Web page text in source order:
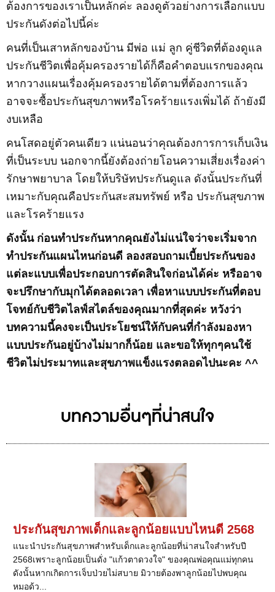
ต้องการของเราเป็นหลักค่ะ ลองดูตัวอย่างการเลือกแบบ
ประกันดังต่อไปนี้ค่ะ
คนที่เป็นเสาหลักของบ้าน มีพ่อ แม่ ลูก คู่ชีวิตที่ต้องดูแล
ประกันชีวิตเพื่อคุ้มครองรายได้ก็คือคำตอบแรกของคุณ
หากวางแผนเรื่องคุ้มครองรายได้ตามที่ต้องการแล้ว
อาจจะซื้อประกันสุขภาพหรือโรคร้ายแรงเพิ่มได้ ถ้ายังมี
งบเหลือ
คนโสดอยู่ตัวคนเดียว แน่นอนว่าคุณต้องการการเก็บเงิน
ที่เป็นระบบ นอกจากนี้ยังต้องถ่ายโอนความเสี่ยงเรื่องค่า
รักษาพยาบาล โดยให้บริษัทประกันดูแล ดังนั้นประกันที่
เหมาะกับคุณคือประกันสะสมทรัพย์ หรือ ประกันสุขภาพ
และโรคร้ายแรง
ดังนั้น ก่อนทำประกันหากคุณยังไม่แน่ใจว่าจะเริ่มจาก
ทำประกันแผนไหนก่อนดี ลองสอบถามเบี้ยประกันของ
แต่ละแบบเพื่อประกอบการตัดสินใจก่อนได้ค่ะ หรืออาจ
จะปรึกษากับมุกได้ตลอดเวลา เพื่อหาแบบประกันที่ตอบ
โจทย์กับชีวิตไลฟ์สไตล์ของคุณมากที่สุดค่ะ หวังว่า
บทความนี้คงจะเป็นประโยชน์ให้กับคนที่กำลังมองหา
แบบประกันอยู่บ้างไม่มากก็น้อย และขอให้ทุกๆคนใช้
ชีวิตไม่ประมาทและสุขภาพแข็งแรงตลอดไปนะคะ ^^
บทความอื่นๆที่น่าสนใจ
ประกันสุขภาพเด็กและลูกน้อยแบบไหนดี 2568
แนะนำประกันสุขภาพสำหรับเด็กและลูกน้อยที่น่าสนใจสำหรับปี
2568เพราะลูกน้อยเป็นดั่ง "แก้วตาดวงใจ" ของคุณพ่อคุณแม่ทุกคน
ดังนั้นหากเกิดการเจ็บป่วยไม่สบาย มิวายต้องพาลูกน้อยไปพบคุณ
หมอด้ว...